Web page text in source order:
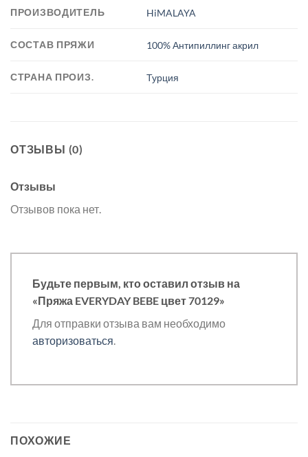
ПРОИЗВОДИТЕЛЬ HiMALAYA
СОСТАВ ПРЯЖИ 100% Антипиллинг акрил
СТРАНА ПРОИЗ. Турция
ОТЗЫВЫ (0)
Отзывы
Отзывов пока нет.
Будьте первым, кто оставил отзыв на
«Пряжа EVERYDAY BEBE цвет 70129»
Для отправки отзыва вам необходимо
авторизоваться.
ПОХОЖИЕ